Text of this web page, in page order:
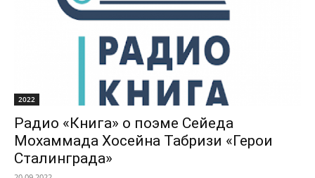
2022
Радио «Книга» о поэме Сейеда
Мохаммада Хосейна Табризи «Герои
Сталинграда»